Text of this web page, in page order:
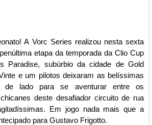
A Vorc Series realizou nesta sexta
etapa da temporada da Clio Cup
Paradise, subúrbio da cidade de Gold
e um pilotos deixaram as belíssimas
de lado para se aventurar entre os
deste desafiador circuito de rua
Em jogo nada mais que a
para Gustavo Frigotto.